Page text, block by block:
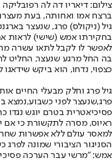
צילום: דיאריו דה לה
ברצח אמו ואחותה, בעת מעצרו
גיל (ניקולס) פרג, שנעצר
בחקירתו אמש (שישי) לראות
לאפשר לו לקבל לתאו עשרה
בה החל מרגע שנעצר, החליט
כצפוי, נדחו, הוא ביקש שידאגו
גיל פרג וחלק מבעלי החיים
פרג,שנעצר לפני כשבוע,נמצא
פסיכיאטרית בטרם יוגש
ראיוס, מסרה לתקשורת כי אם
למאסר עולם ללא אפשרות
הסניגור הציבורי שמונה
אמש: "מרשי עבר הערכה